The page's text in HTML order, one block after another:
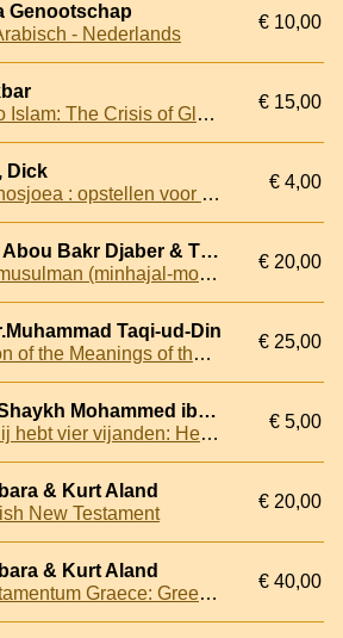
Genootschap
- Nederlands
€ 10,00
Journey Into Islam: The Crisis of Globalization
€ 15,00
Dick
Broeder Jehosjoea : opstellen voor Ben Hemelsoet bij zijn afscheid als hoogleraar in de exegese van het Nieuwe Testament van de Katholieke Theologische Universiteit te Utrecht
€ 4,00
Al-Djazaïri, Abou Bakr Djaber & Tima Ismael (traduction) & Ahmed Harkat (revision)
La voie du musulman (minhajal-mouslim)
€ 20,00
Taqi-ud-Din
Interpretation of the Meanings of the Noble Qur?an: In the English Language
€ 25,00
Al-Imaam, Shaykh Mohammed ibn 'Abdillaah
O moslim! Jij hebt vier vijanden: Het Ego, De begeerte, De Satan, Het wereldse
€ 5,00
& Kurt Aland
New Testament
€ 20,00
& Kurt Aland
Novum Testamentum Graece: Greek-English New Testament
€ 40,00